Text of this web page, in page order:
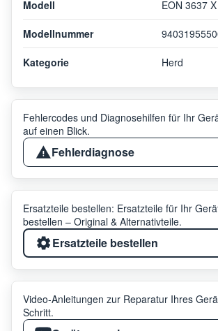
Modell EON 3637
Modellnummer
Kategorie Herd
Fehlercodes und Diagnosehilfen für Ihr
auf einen Blick.
Fehlerdiagnose
Ersatzteile bestellen: Ersatzteile für Ihr
bestellen – Original & Alternativteile.
Ersatzteile bestellen
Video-Anleitungen zur Reparatur Ihres
Schritt.